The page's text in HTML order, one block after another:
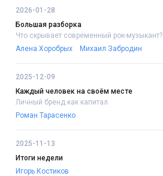
2026-01-28
Большая разборка
Что скрывает современный рок-музыкант?
Алена Хоробрых
Михаил Забродин
2025-12-09
Каждый человек на своём месте
Личный бренд как капитал
Роман Тарасенко
2025-11-13
Итоги недели
Игорь Костиков